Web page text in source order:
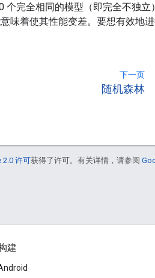
完全相同的模型（即完全不独立）
味着使其性能变差。要想有效地
下一页
随机森林
2.0 许可获得了许可。有关详情，请参阅
建